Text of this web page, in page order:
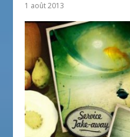
1 août 2013